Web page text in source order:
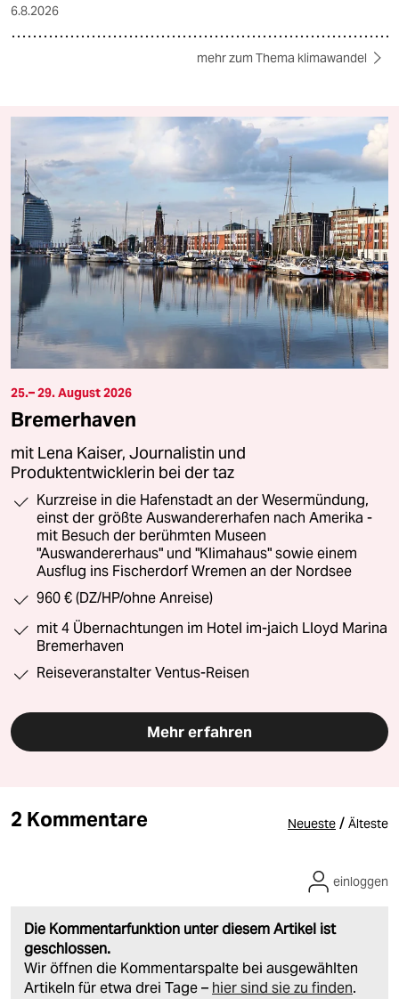
6.8.2026
mehr zum Thema klimawandel
25.– 29. August 2026
Bremerhaven
mit Lena Kaiser, Journalistin und
Produktentwicklerin bei der taz
Kurzreise in die Hafenstadt an der Wesermündung,
einst der größte Auswandererhafen nach Amerika -
mit Besuch der berühmten Museen
"Auswandererhaus" und "Klimahaus" sowie einem
Ausflug ins Fischerdorf Wremen an der Nordsee
960 € (DZ/HP/ohne Anreise)
mit 4 Übernachtungen im Hotel im-jaich Lloyd Marina
Bremerhaven
Reiseveranstalter Ventus-Reisen
Mehr erfahren
2 Kommentare Neueste / Älteste
Die Kommentarfunktion unter diesem Artikel ist
geschlossen.
Wir öffnen die Kommentarspalte bei ausgewählten
Artikeln für etwa drei Tage – hier sind sie zu finden.
einloggen